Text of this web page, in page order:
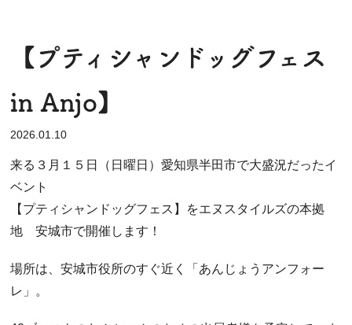
【プティシャンドッグフェス
in Anjo】
2026.01.10
来る３月１５日（日曜日）愛知県半田市で大盛況だったイ
ベント
【プティシャンドッグフェス】をエヌスタイルズの本拠
地 安城市で開催します！
場所は、安城市役所のすぐ近く「あんじょうアンフォー
レ」。